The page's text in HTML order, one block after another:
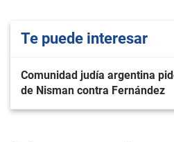
Te puede interesar
Comunidad judía argentina
de Nisman contra Fernández